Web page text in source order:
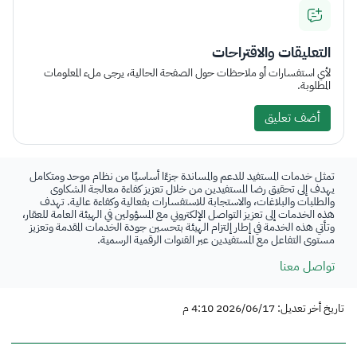
التعليقات والاقتراحات
لأي استفسارات أو ملاحظات حول الصفحة الحالية، يرجى ملء المعلومات
المطلوبة.
أضف تعليق
تمثل خدمات المستفيد للدعم والمساندة جزءًا أساسيًا من نظام موحد ومتكامل
يهدف إلى تحقيق رضا المستفيدين من خلال تعزيز كفاءة معالجة الشكاوى
والطلبات والبلاغات، والاستجابة للاستفسارات بفعالية وكفاءة عالية. تهدف
هذه الخدمات إلى تعزيز التواصل الإلكتروني مع المسؤولين في الهيئة العامة للعقار،
وتأتي هذه الخدمة في إطار إلتزام الهيئة بتحسين جودة الخدمات المقدمة وتعزيز
مستوى التفاعل مع المستفيدين عبر القنوات الرقمية الرسمية.
تواصل معنا
تاريخ أخر تعديل: 2026/06/17 4:10 م